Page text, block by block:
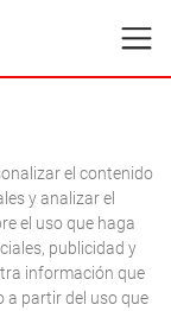
el contenido
y analizar el
el uso que haga
publicidad y
información que
a partir del uso que